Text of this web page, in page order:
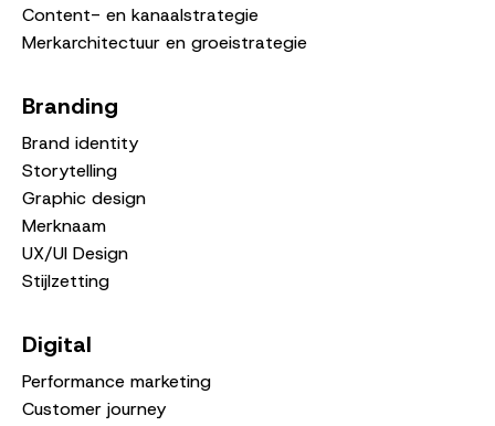
Content- en kanaalstrategie
Merkarchitectuur en groeistrategie
Branding
Brand identity
Storytelling
Graphic design
Merknaam
UX/UI Design
Stijlzetting
Digital
Performance marketing
Customer journey